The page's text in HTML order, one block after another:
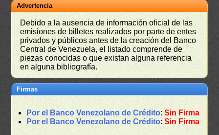
Advertencia
Debido a la ausencia de información oficial de las
emisiones de billetes realizados por parte de entes
privados y públicos antes de la creación del Banco
Central de Venezuela, el listado comprende de
piezas conocidas o que existan alguna referencia
en alguna bibliografía.
Firmas
Por el Banco Venezolano de Crédito:Sin Firma
Por el Banco Venezolano de Crédito:Sin Firma